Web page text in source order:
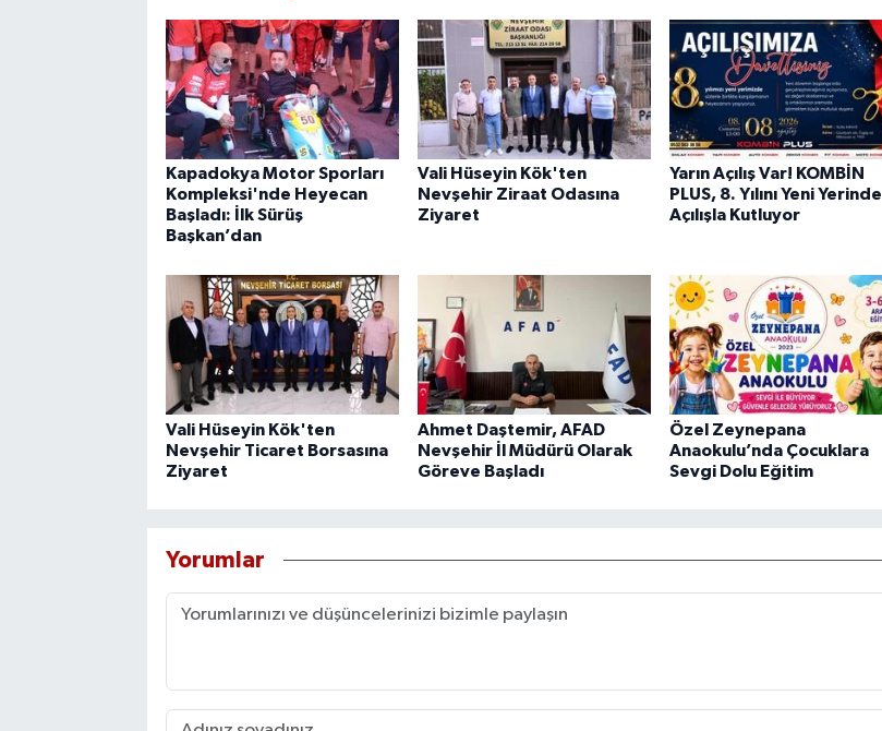
Kapadokya Motor Sporları
Kompleksi'nde Heyecan
Başladı: İlk Sürüş
Başkan’dan
Vali Hüseyin Kök'ten
Nevşehir Ziraat Odasına
Ziyaret
Yarın Açılış Var! KOMBİN
PLUS, 8. Yılını Yeni Yerinde
Açılışla Kutluyor
Vali Hüseyin Kök'ten
Nevşehir Ticaret Borsasına
Ziyaret
Ahmet Daştemir, AFAD
Nevşehir İl Müdürü Olarak
Göreve Başladı
Özel Zeynepana
Anaokulu’nda Çocuklara
Sevgi Dolu Eğitim
Yorumlar